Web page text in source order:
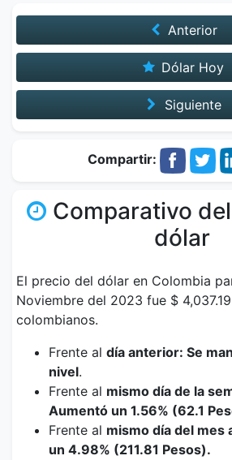
Anterior
Dólar Hoy
Siguiente
Compartir:
Comparativo
dólar
El precio del dólar en Colombia
Noviembre del 2023 fue $
colombianos.
Frente al día anterior: Se
nivel.
Frente al mismo día de la
Aumentó un 1.56% (62.1
Frente al mismo día del mes
un 4.98% (211.81 Pesos).